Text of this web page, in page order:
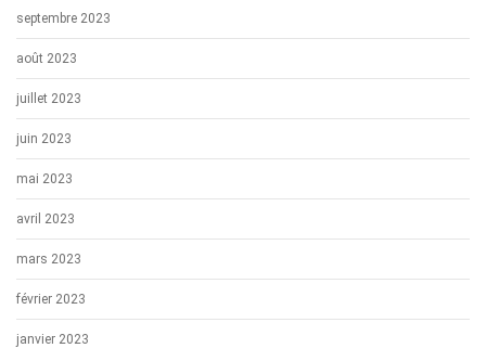
septembre 2023
août 2023
juillet 2023
juin 2023
mai 2023
avril 2023
mars 2023
février 2023
janvier 2023